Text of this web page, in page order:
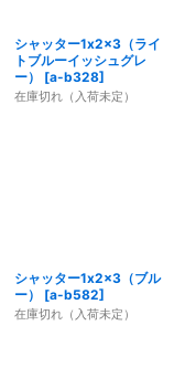
シャッター1x2x3（ライ
トブルーイッシュグレ
ー）
[a-b328]
在庫切れ（入荷未定）
シャッター1x2x3（ブル
ー）
[a-b582]
在庫切れ（入荷未定）